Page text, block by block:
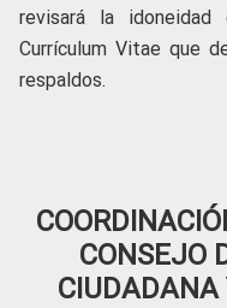
revisará la
Currículum Vitae que
respaldos.
CONSEJO
CIUDADANA